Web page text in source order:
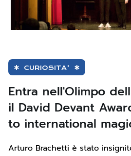
CURIOSITA'
Entra nell'Olimpo
il David Devant
to international
Arturo Brachetti è stato